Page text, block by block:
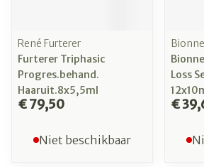
René Furterer
Furterer Triphasic
Progres.behand.
Haaruit.8x5,5ml
€ 79,50
Niet beschikbaar
Loss
€